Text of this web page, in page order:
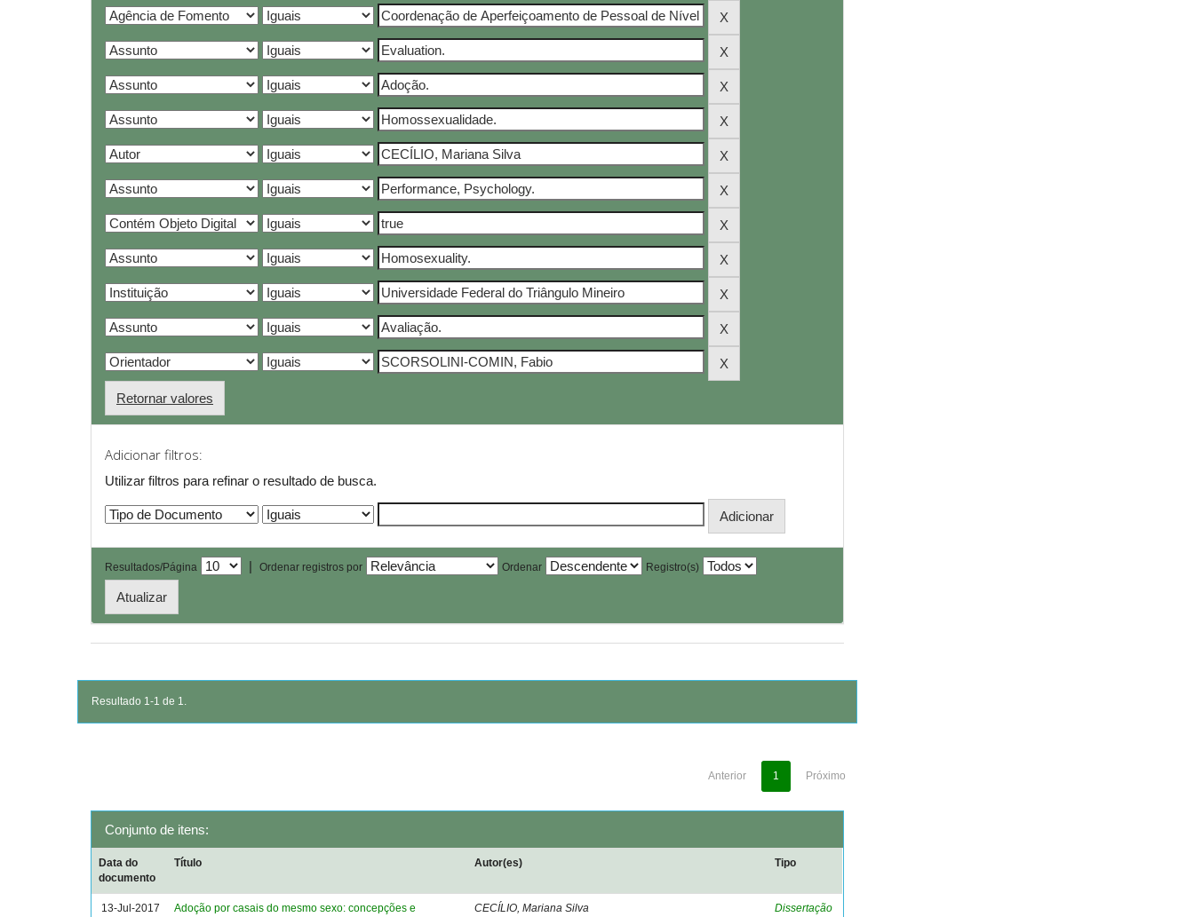
Retornar valores
Adicionar filtros:
Utilizar filtros para refinar o resultado de busca.
Resultados/Página | Ordenar registros por Ordenar Registro(s)
Resultado 1-1 de 1.
Anterior 1 Próximo
Conjunto de itens:
Data do
documento
Título Autor(es) Tipo
13-Jul-2017 Adoção por casais do mesmo sexo: concepções e CECÍLIO, Mariana Silva Dissertação